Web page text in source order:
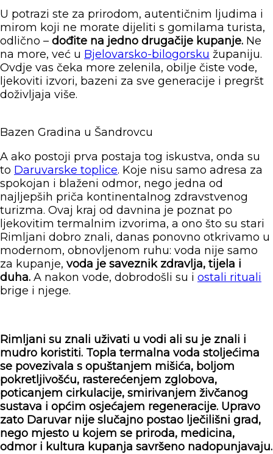
U potrazi ste za prirodom, autentičnim ljudima i
mirom koji ne morate dijeliti s gomilama turista,
odlično – dođite na jedno drugačije kupanje. Ne
na more, već u Bjelovarsko-bilogorsku županiju.
Ovdje vas čeka more zelenila, obilje čiste vode,
ljekoviti izvori, bazeni za sve generacije i pregršt
doživljaja više.
Bazen Gradina u Šandrovcu
A ako postoji prva postaja tog iskustva, onda su
to Daruvarske toplice. Koje nisu samo adresa za
spokojan i blaženi odmor, nego jedna od
najljepših priča kontinentalnog zdravstvenog
turizma. Ovaj kraj od davnina je poznat po
ljekovitim termalnim izvorima, a ono što su stari
Rimljani dobro znali, danas ponovno otkrivamo u
modernom, obnovljenom ruhu: voda nije samo
za kupanje, voda je saveznik zdravlja, tijela i
duha. A nakon vode, dobrodošli su i ostali rituali
brige i njege.
Rimljani su znali uživati u vodi ali su je znali i
mudro koristiti. Topla termalna voda stoljećima
se povezivala s opuštanjem mišića, boljom
pokretljivošću, rasterećenjem zglobova,
poticanjem cirkulacije, smirivanjem živčanog
sustava i općim osjećajem regeneracije. Upravo
zato Daruvar nije slučajno postao lječilišni grad,
nego mjesto u kojem se priroda, medicina,
odmor i kultura kupanja savršeno nadopunjavaju.